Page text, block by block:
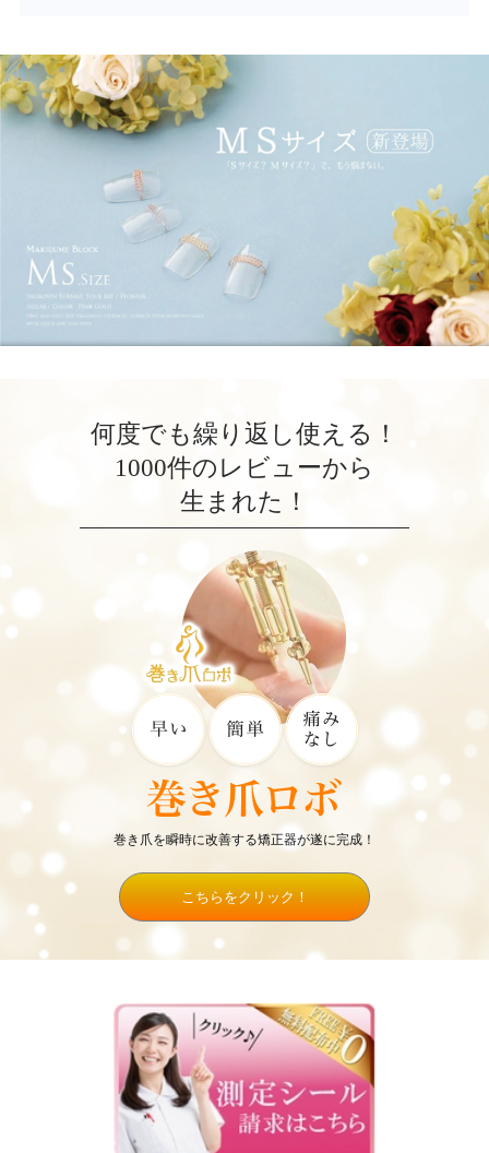
何度でも繰り返し使える！
1000件のレビューから
生まれた！
巻き爪を瞬時に改善する矯正器が遂に完成！
こちらをクリック！